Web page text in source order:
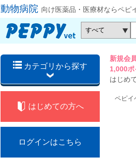
動物病院 向け医薬品・医療材ならペピ
カテゴリから探す
新規会
1,000ポ
はじめ
はじめての方へ
ログインはこちら
ペピイ